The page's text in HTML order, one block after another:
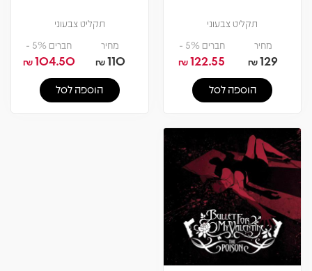
תקליט צבעוני
מחיר
129
₪
חברים 5% -
122.55
₪
הוספה לסל
תקליט צבעוני
מחיר
110
₪
חברים 5% -
104.50
₪
הוספה לסל